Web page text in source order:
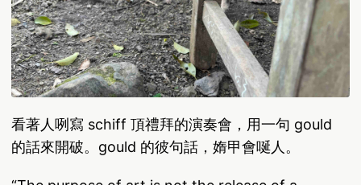
看著人咧寫 schiff 頂禮拜的演奏會，用一句 gould
的話來開破。gould 的彼句話，媠甲會唌人。